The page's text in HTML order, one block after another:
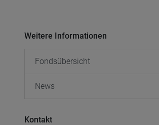
Weitere Informationen
Fondsübersicht
News
Kontakt